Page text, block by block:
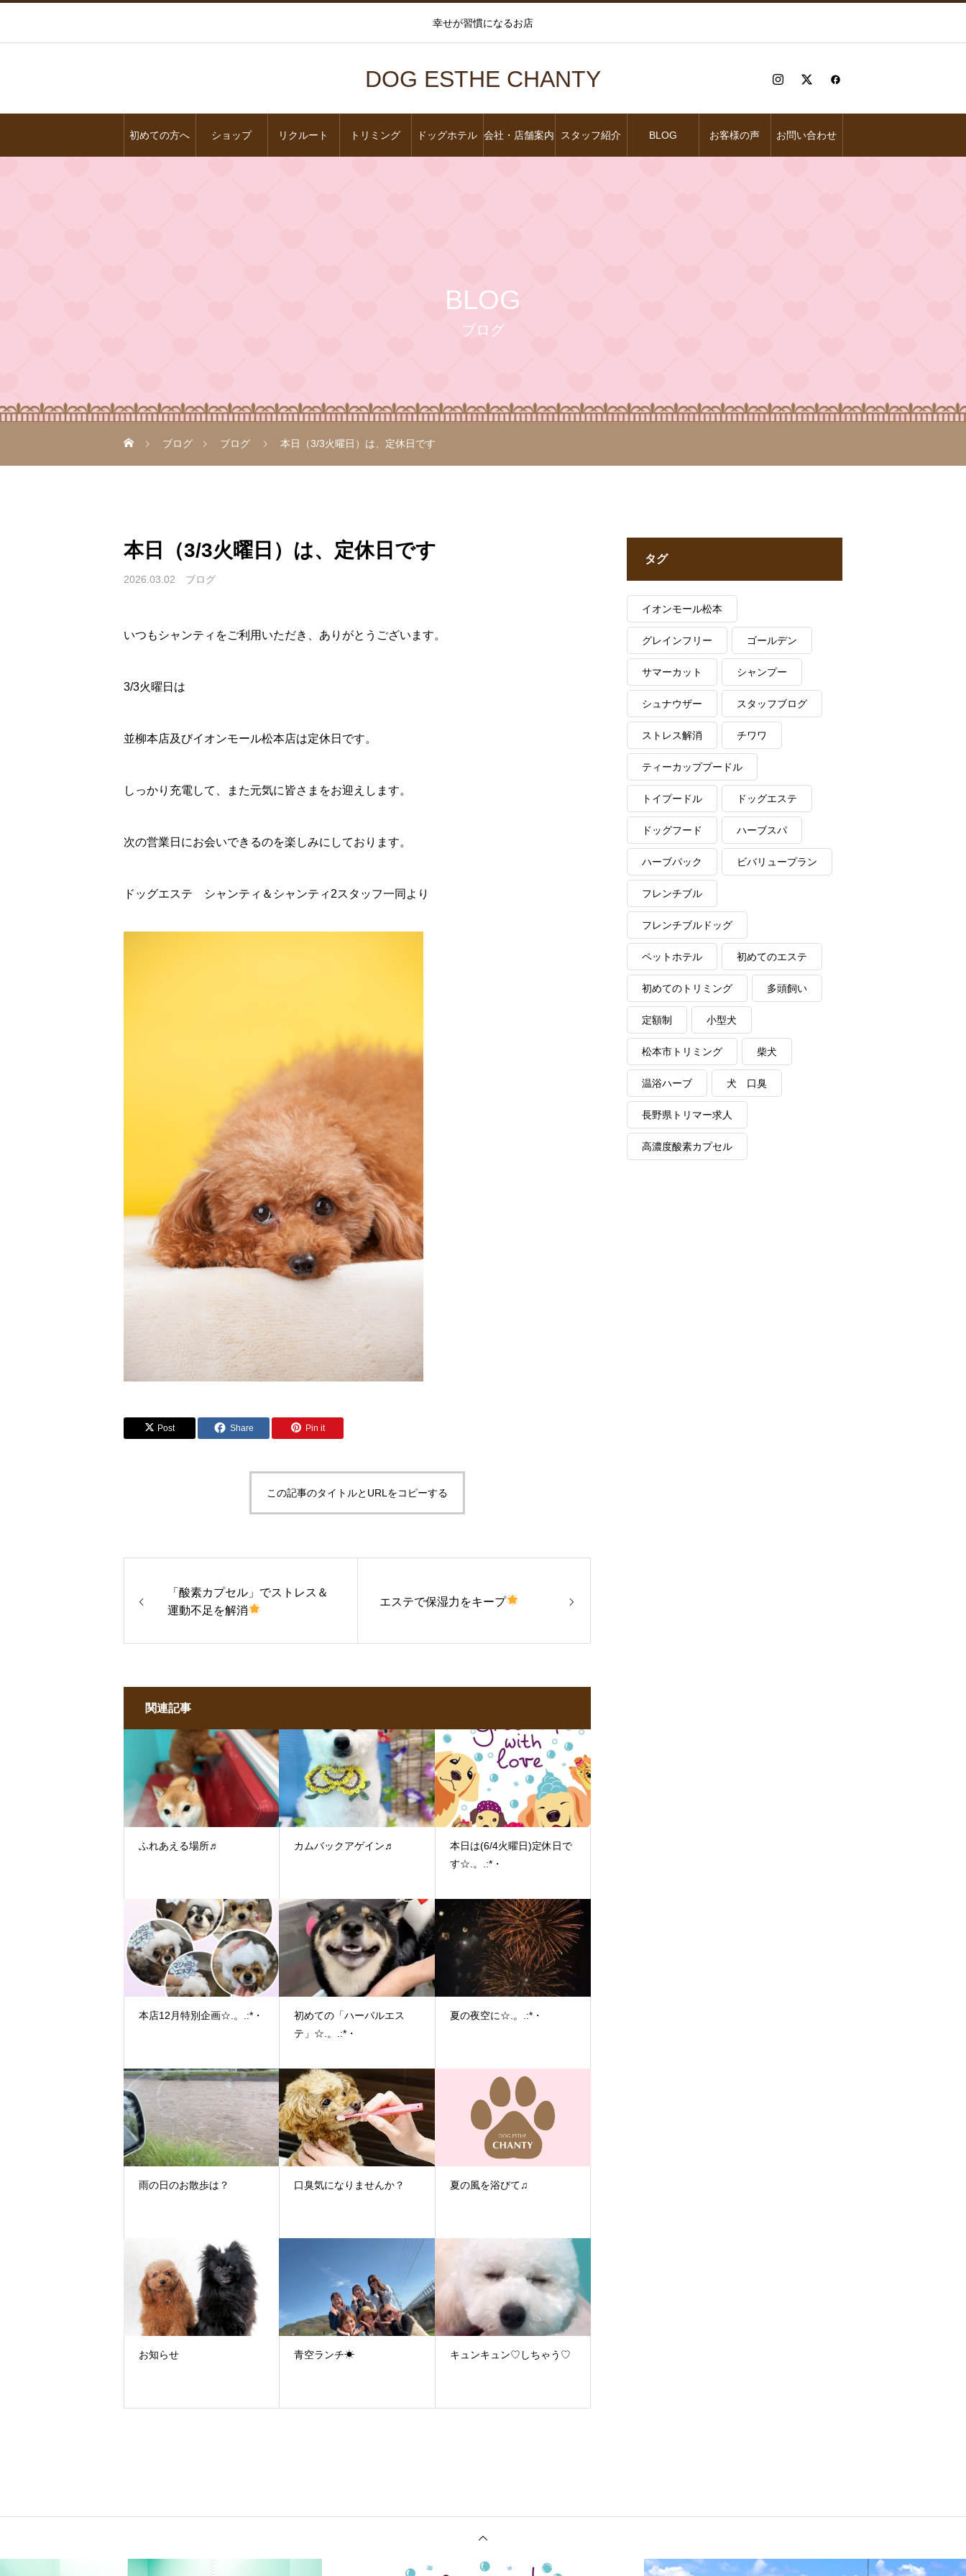
幸せが習慣になるお店
DOG ESTHE CHANTY
初めての方へ ショップ リクルート トリミング ドッグホテル 会社・店舗案内 スタッフ紹介 BLOG お客様の声 お問い合わせ
BLOG
ブログ
ブログ ブログ 本日（3/3火曜日）は、定休日です
本日（3/3火曜日）は、定休日です
2026.03.02 ブログ
いつもシャンティをご利用いただき、ありがとうございます。
3/3火曜日は
並柳本店及びイオンモール松本店は定休日です。
しっかり充電して、また元気に皆さまをお迎えします。
次の営業日にお会いできるのを楽しみにしております。
ドッグエステ シャンティ＆シャンティ2スタッフ一同より
Post Share Pin it
この記事のタイトルとURLをコピーする
「酸素カプセル」でストレス＆
運動不足を解消
エステで保湿力をキープ
関連記事
ふれあえる場所♬ カムバックアゲイン♬
本日は(6/4火曜日)定休日で
す☆.。.:*・
本店12月特別企画☆.。.:*・
初めての「ハーバルエス
テ」☆.。.:*・
夏の夜空に☆.。.:*・
雨の日のお散歩は？ 口臭気になりませんか？ 夏の風を浴びて♫
お知らせ 青空ランチ☀ キュンキュン♡しちゃう♡
タグ
イオンモール松本
グレインフリー ゴールデン
サマーカット シャンプー
シュナウザー スタッフブログ
ストレス解消 チワワ
ティーカッププードル
トイプードル ドッグエステ
ドッグフード ハーブスパ
ハーブパック ビバリュープラン
フレンチブル
フレンチブルドッグ
ペットホテル 初めてのエステ
初めてのトリミング 多頭飼い
定額制 小型犬
松本市トリミング 柴犬
温浴ハーブ 犬 口臭
長野県トリマー求人
高濃度酸素カプセル